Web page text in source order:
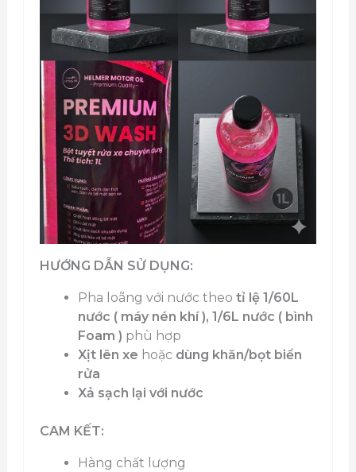
HƯỚNG DẪN SỬ DỤNG:
Pha loãng với nước theotỉ lệ 1/60L
nước ( máy nén khí ), 1/6L nước ( bình
Foam ) phù hợp
Xịt lên xe hoặc dùng khăn/bọt biển
rửa
Xả sạch lại với nước
CAM KẾT:
Hàng chất lượng